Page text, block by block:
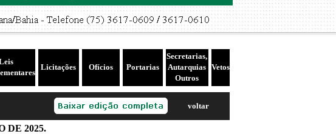
Licitações Ofícios Portarias
Secretarias,
Autarquias
Outros
Vetos
voltar
DE 2025.